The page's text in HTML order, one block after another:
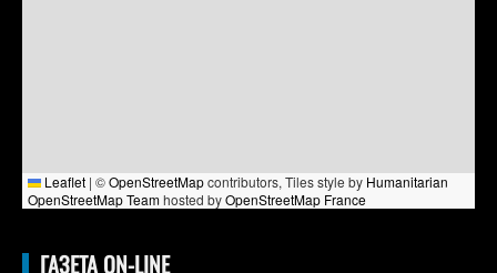
Leaflet | ©OpenStreetMapcontributors, Tiles style by Humanitarian
OpenStreetMap Teamhosted byOpenStreetMap France
ГАЗЕТА ON-LINE